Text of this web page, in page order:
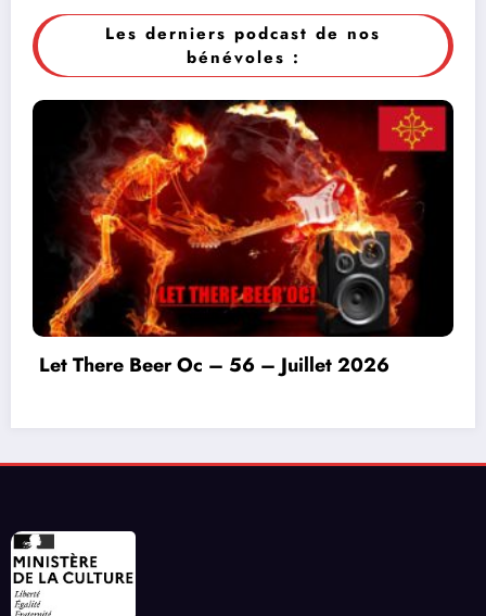
Les derniers podcast de nos
bénévoles :
Invitation à déconnecter et au lâcher prise en
ce début d’été